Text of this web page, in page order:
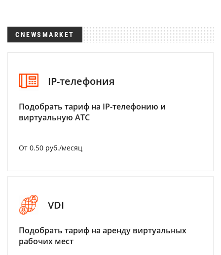
CNEWSMARKET
IP-телефония
Подобрать тариф на IP-телефонию и
виртуальную АТС
От 0.50 руб./месяц
VDI
Подобрать тариф на аренду виртуальных
рабочих мест